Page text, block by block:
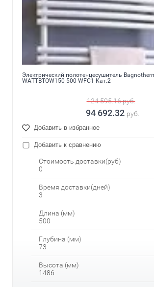
Электрический полотенцесушитель
WATTBTOW150 500 WFC1 Кат.2
124 595.16руб.
94 692.32 руб.
Добавить в избранное
Добавить к сравнению
Стоимость доставки(руб)
0
Время доставки(дней)
3
Длина (мм)
500
Глубина (мм)
73
Высота (мм)
1486